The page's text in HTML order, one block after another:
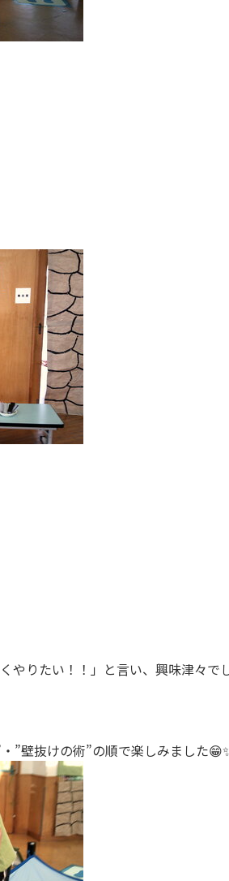
やりたい！！」と言い、興味津々で
”壁抜けの術”の順で楽しみました